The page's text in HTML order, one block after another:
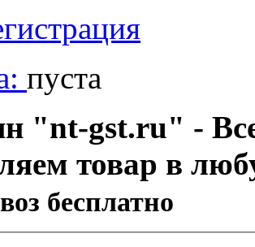
пуста
"nt-gst.ru" -
товар в
бесплатно